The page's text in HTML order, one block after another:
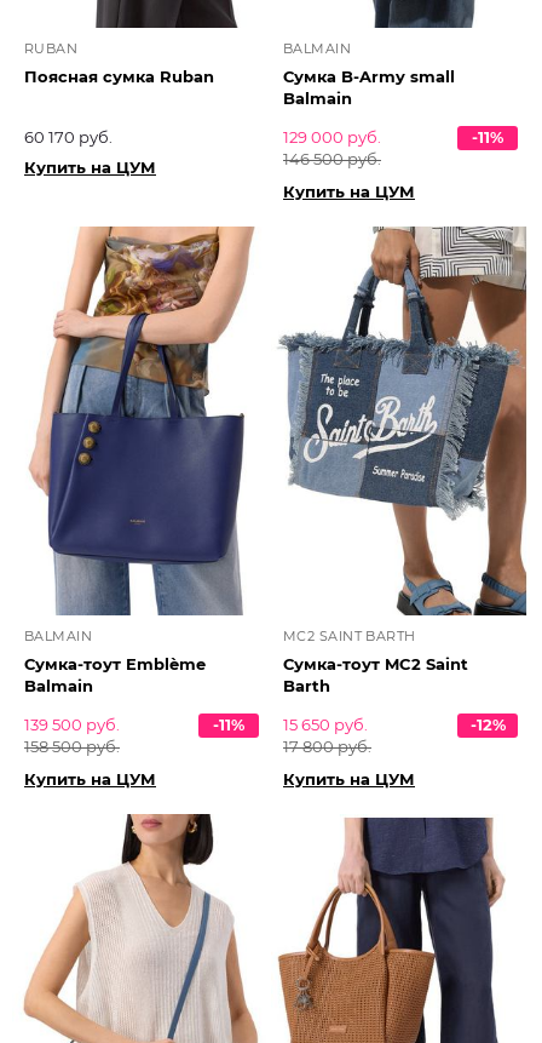
RUBAN
Поясная сумка Ruban
60 170 руб.
Купить на ЦУМ
BALMAIN
Сумка B-Army small
Balmain
129 000 руб.
146 500 руб.
-11%
Купить на ЦУМ
BALMAIN
Сумка-тоут Emblème
Balmain
139 500 руб.
158 500 руб.
-11%
Купить на ЦУМ
MC2 SAINT BARTH
Сумка-тоут MC2 Saint
Barth
15 650 руб.
17 800 руб.
-12%
Купить на ЦУМ